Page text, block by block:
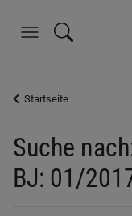
Startseite
Suche
BJ: 01/